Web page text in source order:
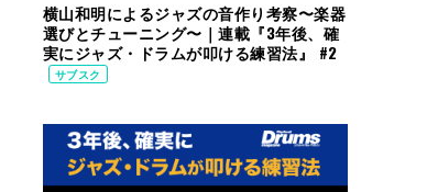
横山和明によるジャズの音作り考察〜楽器
選びとチューニング〜｜連載『3年後、確
実にジャズ・ドラムが叩ける練習法』 #2
サブスク